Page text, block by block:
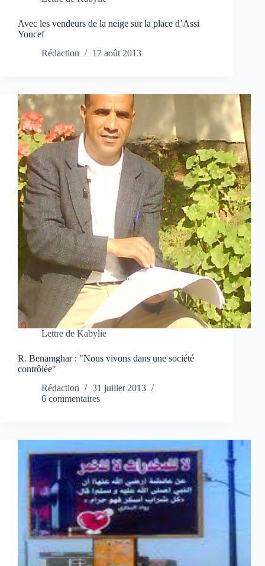
Avec les vendeurs de la neige sur la place d’Assi
Youcef
Rédaction
17 août 2013
Lettre de Kabylie
R. Benamghar : "Nous vivons dans une société
contrôlée"
Rédaction
31 juillet 2013
6 commentaires